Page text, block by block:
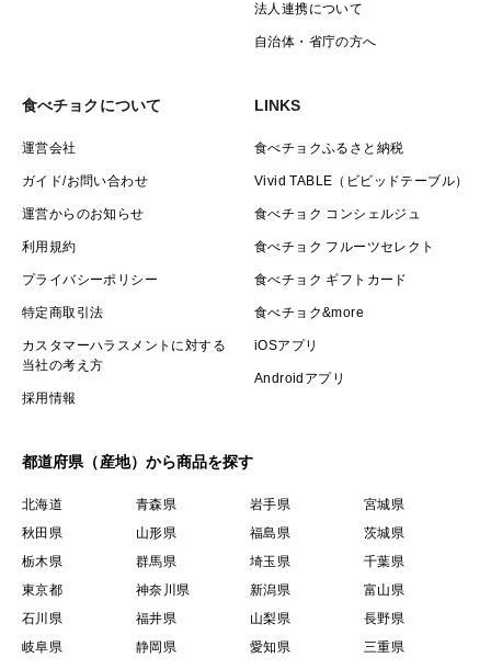
法人連携について
自治体・省庁の方へ
食べチョクについて
運営会社
ガイド/お問い合わせ
運営からのお知らせ
利用規約
プライバシーポリシー
特定商取引法
カスタマーハラスメントに対する
当社の考え方
採用情報
LINKS
食べチョクふるさと納税
Vivid TABLE（ビビッドテーブル）
食べチョク コンシェルジュ
食べチョク フルーツセレクト
食べチョク ギフトカード
食べチョク&more
iOSアプリ
Androidアプリ
都道府県（産地）から商品を探す
北海道 青森県 岩手県
宮城県
秋田県
山形県 福島県
茨城県
栃木県
群馬県 埼玉県
千葉県
東京都
神奈川県 新潟県
富山県
石川県
福井県 山梨県
長野県
岐阜県
静岡県 愛知県
三重県